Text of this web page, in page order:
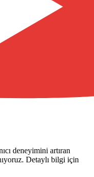
deneyimini artıran
Detaylı bilgi için